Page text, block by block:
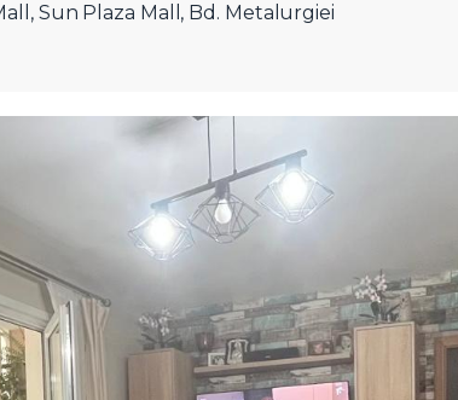
Sun Plaza Mall, Bd. Metalurgiei